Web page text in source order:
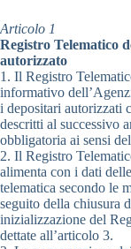
Articolo 1
Registro Telematico
autorizzato
1. Il Registro
informativo
i depositari autorizzati
descritti al successivo
obbligatoria ai sensi
2. Il Registro
alimenta con i dati
telematica secondo le
seguito della chiusura
inizializzazione del
dettate all’articolo 3.